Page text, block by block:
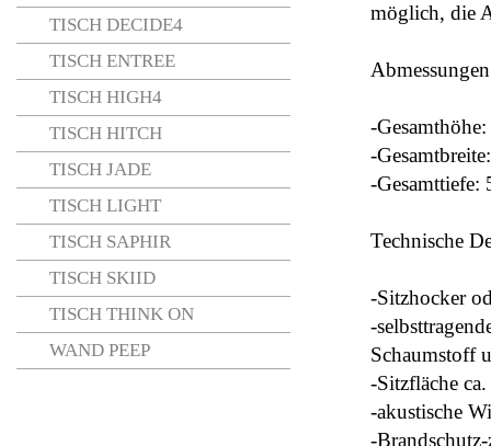
TISCH DECIDE4
TISCH ENTREE
TISCH HIGH4
TISCH HITCH
TISCH JADE
TISCH LIGHT
TISCH SAPHIR
TISCH SKIID
TISCH THINK ON
WAND PEEP
möglich, die
-
-
-Gesamttiefe:
Technische
-Sitzhocker
-
Schaumstoff
-Sitzfläche
-akustische
-Brandschutz-